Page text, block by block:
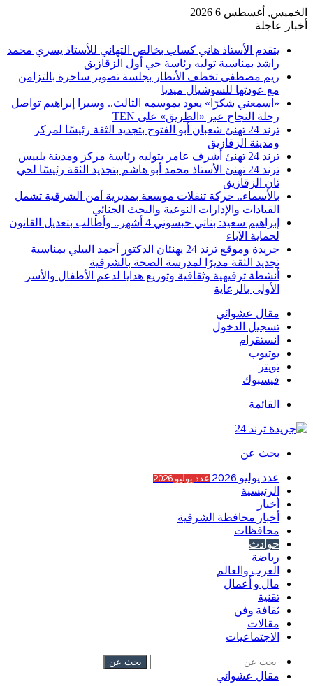
الخميس, أغسطس 6 2026
أخبار عاجلة
​يتقدم الأستاذ هاني كساب بخالص التهاني للأستاذ يسري محمد
راشد بمناسبة توليه رئاسة حي أول الزقازيق
ريم مصطفى تخطف الأنظار بجلسة تصوير ساحرة بالتزامن
مع عودتها للسوشيال ميديا
«اسمعني شكرًا» يعود بموسمه الثالث.. وسيرا إبراهيم تواصل
رحلة النجاح عبر «الطريق» على TEN
ترند 24 تهنئ شعبان أبو الفتوح بتجديد الثقة رئيسًا لمركز
ومدينة الزقازيق
ترند 24 تهنئ أشرف عامر بتوليه رئاسة مركز ومدينة بلبيس
ترند 24 تهنئ الأستاذ محمد أبو هاشم بتجديد الثقة رئيسًا لحي
ثان الزقازيق
بالأسماء.. حركة تنقلات موسعة بمديرية أمن الشرقية تشمل
القيادات والإدارات النوعية والبحث الجنائي
إبراهيم سعيد: بناتي حبسوني 4 أشهر.. وأطالب بتعديل القانون
لحماية الآباء
جريدة وموقع ترند 24 يهنئان الدكتور أحمد البيلي بمناسبة
تجديد الثقة مديرًا لمدرسة الصحة بالشرقية
أنشطة ترفيهية وثقافية وتوزيع هدايا لدعم الأطفال والأسر
الأولى بالرعاية
مقال عشوائي
تسجيل الدخول
انستقرام
يوتيوب
تويتر
فيسبوك
القائمة
بحث عن
عدد يوليو 2026 عدد يوليو 2026
الرئيسية
أخبار
أخبار محافظة الشرقية
محافظات
حوادث
رياضة
العرب والعالم
مال و أعمال
تقنية
ثقافة وفن
مقالات
الاجتماعيات
بحث عن
مقال عشوائي